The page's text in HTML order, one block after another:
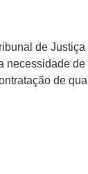
de
necessidade
de